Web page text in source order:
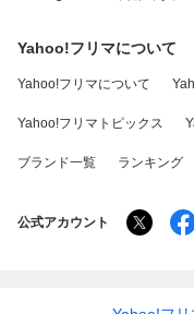
Yahoo!フリマについて
Yahoo!フリマについて
Yahoo!フリマトピックス
ブランド一覧 ランキング
公式アカウント